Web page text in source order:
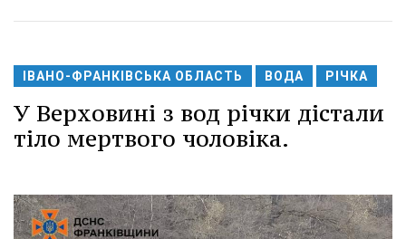
ІВАНО-ФРАНКІВСЬКА ОБЛАСТЬ ВОДА РІЧКА
У Верховині з вод річки дістали
тіло мертвого чоловіка.